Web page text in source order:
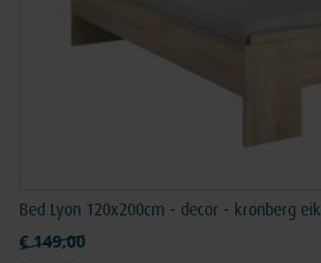
Bed Lyon 120x200cm - decor - kronberg eik
Normale prijs
€ 149,00